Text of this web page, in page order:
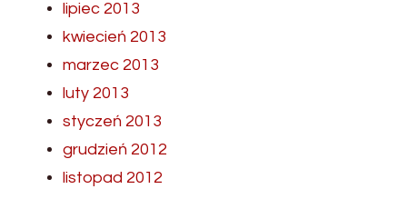
lipiec 2013
kwiecień 2013
marzec 2013
luty 2013
styczeń 2013
grudzień 2012
listopad 2012